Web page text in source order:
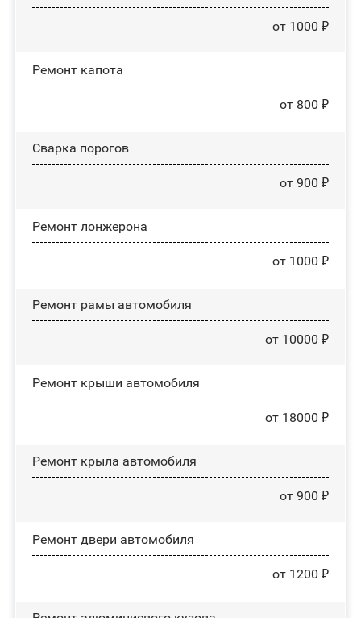
от 1000 ₽
Ремонт капота
от 800 ₽
Сварка порогов
от 900 ₽
Ремонт лонжерона
от 1000 ₽
Ремонт рамы автомобиля
от 10000 ₽
Ремонт крыши автомобиля
от 18000 ₽
Ремонт крыла автомобиля
от 900 ₽
Ремонт двери автомобиля
от 1200 ₽